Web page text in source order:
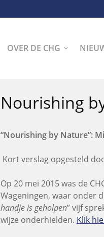
OVER DE CHG
Nourishing
“Nourishing by Nature”:
Kort verslag opgesteld
Op 20 mei 2015 was de
Wageningen, waar onder
handje is geholpen” vijf
wijze onderhielden. Klik